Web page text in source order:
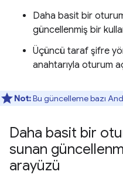
Daha basit bir
güncellenmiş bir
Üçüncü taraf şifre
anahtarıyla oturum
Not:Bu güncelleme bazı
Daha basit bir
sunan
arayüzü